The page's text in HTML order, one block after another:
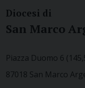
Diocesi di
San Marco
Piazza Duomo 6
87018 San Marco